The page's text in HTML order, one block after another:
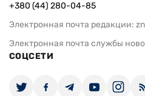
+380 (44) 280-04-85
Электронная почта редакции:
Электронная почта службы
СОЦСЕТИ